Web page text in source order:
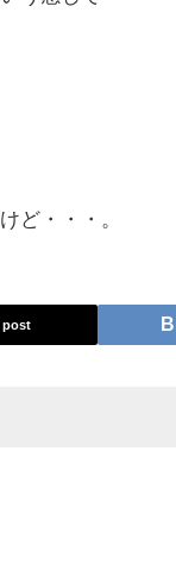
ど・・・。
post